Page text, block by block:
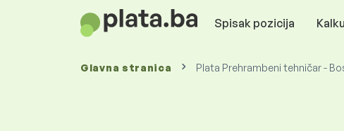
Spisak pozicija
Glavna stranica Plata Prehrambeni tehničar -